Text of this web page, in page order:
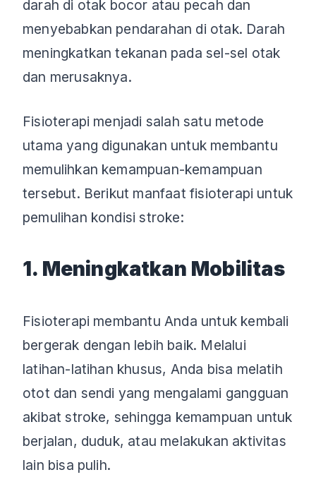
darah di otak bocor atau pecah dan
menyebabkan pendarahan di otak. Darah
meningkatkan tekanan pada sel-sel otak
dan merusaknya.
Fisioterapi menjadi salah satu metode
utama yang digunakan untuk membantu
memulihkan kemampuan-kemampuan
tersebut. Berikut manfaat fisioterapi untuk
pemulihan kondisi stroke:
1. Meningkatkan Mobilitas
Fisioterapi membantu Anda untuk kembali
bergerak dengan lebih baik. Melalui
latihan-latihan khusus, Anda bisa melatih
otot dan sendi yang mengalami gangguan
akibat stroke, sehingga kemampuan untuk
berjalan, duduk, atau melakukan aktivitas
lain bisa pulih.